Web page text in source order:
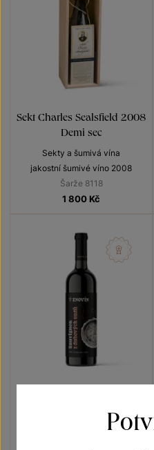
Sekt Charles Sealsfield 2008
Demi sec
Sekty a šumivá vína
jakostní šumivé víno 2008
Šarže 8118
1 800 Kč
pozdní sběr 2018